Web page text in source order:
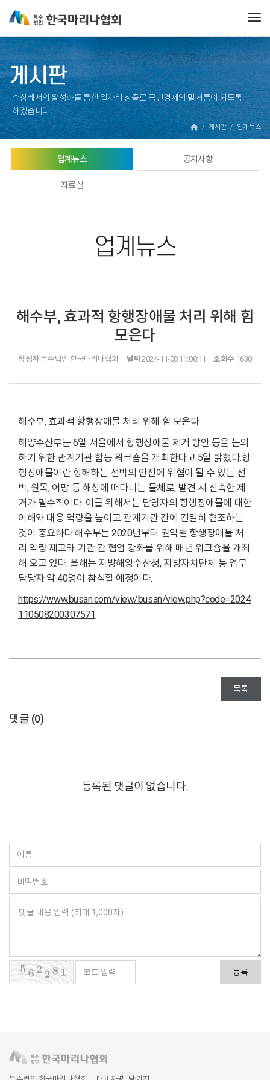
게시판
수상레저의 활성화를 통한 일자리 창출로 국민경제의 밑거름이 되도록
하겠습니다.
게시판 업계뉴스
업계뉴스 공지사항
자료실
업계뉴스
해수부, 효과적 항행장애물 처리 위해 힘
모은다
작성자특수법인 한국마리나협회 날짜2024-11-08 11:08:11 조회수 1630
해수부, 효과적 항행장애물 처리 위해 힘 모은다
해양수산부는 6일 서울에서 항행장애물 제거 방안 등을 논의
하기 위한 관계기관 합동 워크숍을 개최한다고 5일 밝혔다.항
행장애물이란 항해하는 선박의 안전에 위협이 될 수 있는 선
박, 원목, 어망 등 해상에 떠다니는 물체로, 발견 시 신속한 제
거가 필수적이다. 이를 위해서는 담당자의 항행장애물에 대한
이해와 대응 역량을 높이고 관계기관 간에 긴밀히 협조하는
것이 중요하다.해수부는 2020년부터 권역별 항행장애물 처
리 역량 제고와 기관 간 협업 강화를 위해 매년 워크숍을 개최
해 오고 있다. 올해는 지방해양수산청, 지방자치단체 등 업무
담당자 약 40명이 참석할 예정이다.
https://www.busan.com/view/busan/view.php?code=2024
110508200307571
목록
댓글 (0)
등록된 댓글이 없습니다.
등록